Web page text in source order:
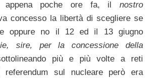
appena poche ore fa, il nostro
concesso la libertà di scegliere se
oppure no il 12 ed il 13 giugno
sire, per la concessione della
più e più volte a reti
sul nucleare però era